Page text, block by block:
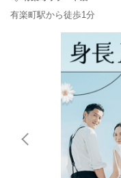
有楽町駅から徒歩1分